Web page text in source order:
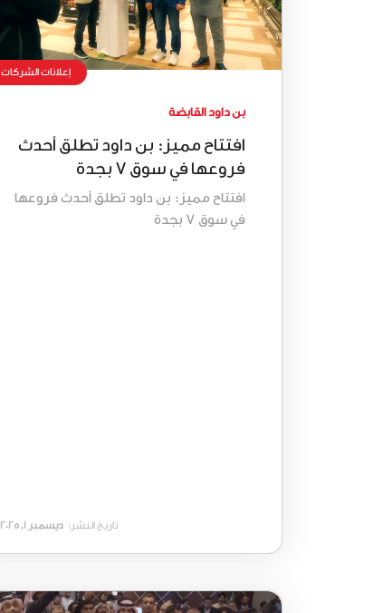
إعلانات الشركات
بن داود القابضة
افتتاح مميز: بن داود تطلق أحدث
فروعها في سوق 7 بجدة
افتتاح مميز: بن داود تطلق أحدث فروعها
في سوق 7 بجدة
تاريخ النشر: ديسمبر 1, 2025